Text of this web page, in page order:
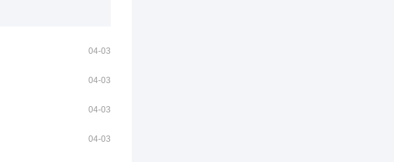
04-03
04-03
04-03
04-03